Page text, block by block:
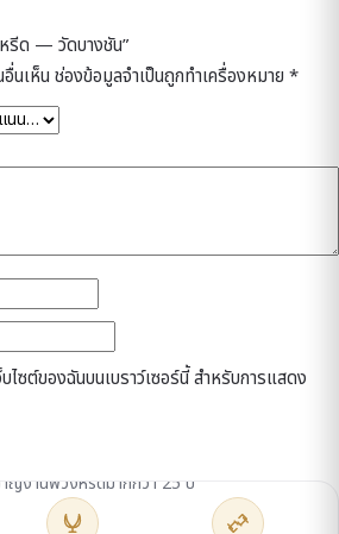
รีด — วัดบางชัน”
นเห็น ช่องข้อมูลจำเป็นถูกทำเครื่องหมาย *
ไซต์ของฉันบนเบราว์เซอร์นี้ สำหรับการแสดง
ญงานพวงหรีดมากกว่า 25 ปี